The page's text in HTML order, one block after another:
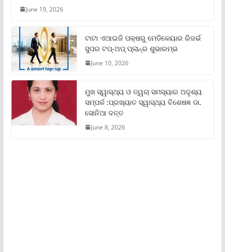
June 19, 2026
ଟାଟା ଏଆଇଜି ପକ୍ଷରୁ ମେଡିକେୟାର ରିଜର୍ଭ
ସୁପର ଟପ୍‌-ଅପ୍ ପ୍ଲାନ୍‌ର ଶୁଭାରମ୍ଭ
June 10, 2026
ମୁଖ ସ୍ୱାସ୍ଥ୍ୟ ଓ ତ୍ୱଚା ସମସ୍ୟାର ଅଦୃଶ୍ୟ
ସମ୍ପର୍କ :ପ୍ରଖ୍ୟାତ ସ୍ୱାସ୍ଥ୍ୟ ବିଶେଷଜ୍ଞ ଡା.
ସୋନିଆ ଦତ୍ତ
June 8, 2026